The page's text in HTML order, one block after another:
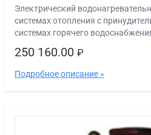
Электрический
системах отопления с
системах горячего
250 160.00 ₽
Подробное описание »